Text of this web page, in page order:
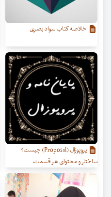
خلاصه کتاب سواد بصری
پروپوزال (Proposal) چیست؟
ساختار و محتوای هر قسمت